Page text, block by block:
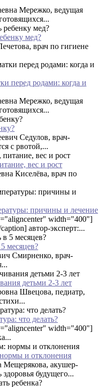
Мережко, ведущая
мед?
врач по гигиене
перед родами: когда и
Мережко, ведущая
Седулов, врач-
с рвотой,...
вес и рост
Киселёва, врач по
причины и лечение
width="400"]
автор-эксперт:...
месяцев?
Смирненко, врач-
детьми 2-3 лет
Швецова, педиатр,
что делать?
width="400"]
и отклонения
Мещерякова, акушер-
будущего...